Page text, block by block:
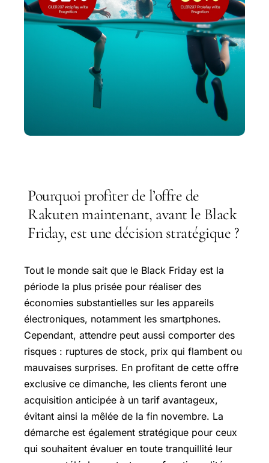
Pourquoi profiter de l’offre de
Rakuten maintenant, avant le Black
Friday, est une décision stratégique ?
Tout le monde sait que le Black Friday est la
période la plus prisée pour réaliser des
économies substantielles sur les appareils
électroniques, notamment les smartphones.
Cependant, attendre peut aussi comporter des
risques : ruptures de stock, prix qui flambent ou
mauvaises surprises. En profitant de cette offre
exclusive ce dimanche, les clients feront une
acquisition anticipée à un tarif avantageux,
évitant ainsi la mêlée de la fin novembre. La
démarche est également stratégique pour ceux
qui souhaitent évaluer en toute tranquillité leur